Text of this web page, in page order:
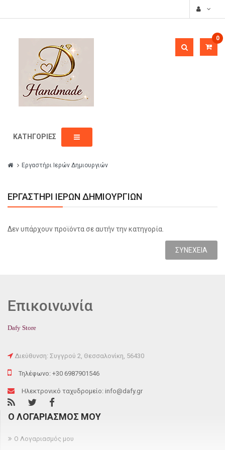
0
ΚΑΤΗΓΟΡΊΕΣ
Εργαστήρι Ιερών Δημιουργιών
ΕΡΓΑΣΤΉΡΙ ΙΕΡΏΝ ΔΗΜΙΟΥΡΓΙΏΝ
Δεν υπάρχουν προϊόντα σε αυτήν την κατηγορία.
ΣΥΝΈΧΕΙΑ
Επικοινωνία
Dafy Store
Διεύθυνση: Συγγρού 2, Θεσσαλονίκη, 56430
Τηλέφωνο: +30 6987901546
Ηλεκτρονικό ταχυδρομείο: info@dafy.gr
Ο ΛΟΓΑΡΙΑΣΜΌΣ ΜΟΥ
Ο Λογαριασμός μου